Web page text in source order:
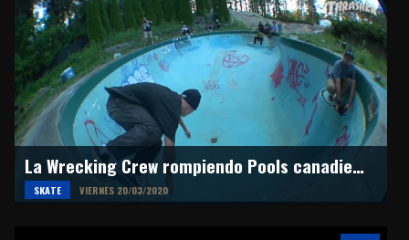
La Wrecking Crew rompiendo Pools canadienses
SKATE VIERNES 20/03/2020